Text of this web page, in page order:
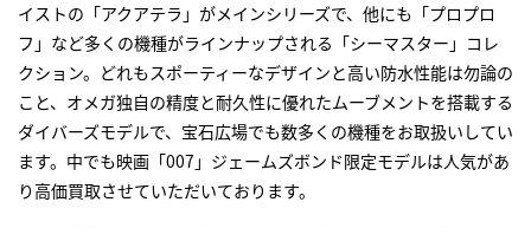
イストの「アクアテラ」がメインシリーズで、他にも「プロプロ
フ」など多くの機種がラインナップされる「シーマスター」コレ
クション。どれもスポーティーなデザインと高い防水性能は勿論の
こと、オメガ独自の精度と耐久性に優れたムーブメントを搭載する
ダイバーズモデルで、宝石広場でも数多くの機種をお取扱いしてい
ます。中でも映画「007」ジェームズボンド限定モデルは人気があ
り高価買取させていただいております。